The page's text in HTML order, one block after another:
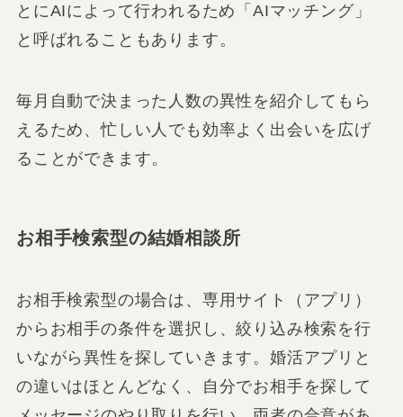
とにAIによって行われるため「AIマッチング」
と呼ばれることもあります。
毎月自動で決まった人数の異性を紹介してもら
えるため、忙しい人でも効率よく出会いを広げ
ることができます。
お相手検索型の結婚相談所
お相手検索型の場合は、専用サイト（アプリ）
からお相手の条件を選択し、絞り込み検索を行
いながら異性を探していきます。婚活アプリと
の違いはほとんどなく、自分でお相手を探して